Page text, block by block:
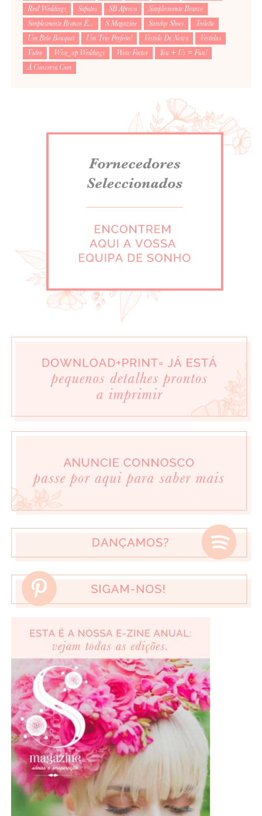
Real Weddings Sapatos SB Aprova
Simplesmente Branco
Simplesmente Branco É...
S Magazine Sunday Shoes
Toilette
Um Belo Bouquet
Um Trio Perfeito! Vestido De Noiva
Vestidus
Video
Wise_up Weddings Wow Factor
You + Us = Fun!
À Conversa Com